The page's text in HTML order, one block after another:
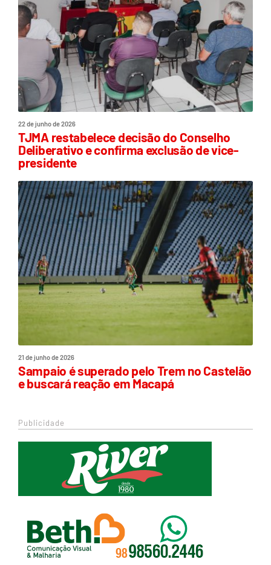
22 de junho de 2026
TJMA restabelece decisão do Conselho
Deliberativo e confirma exclusão de vice-
presidente
21 de junho de 2026
Sampaio é superado pelo Trem no Castelão
e buscará reação em Macapá
Publicidade